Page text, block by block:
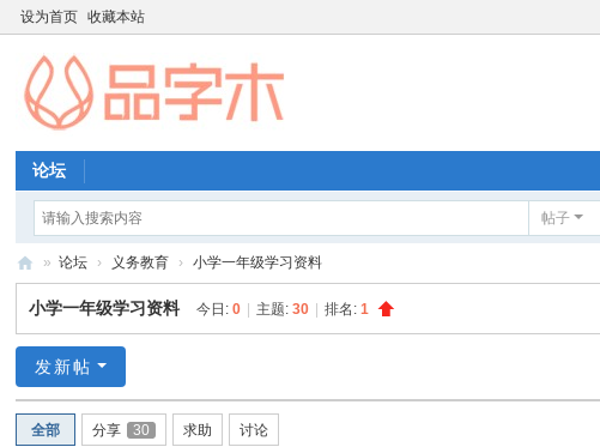
设为首页 收藏本站
论坛
帖子
字
教
育
» 论坛 › 义务教育 › 小学一年级学习资料
小学一年级学习资料 今日:0 主题:30 排名:1
发新帖
全部 分享 30 求助 讨论